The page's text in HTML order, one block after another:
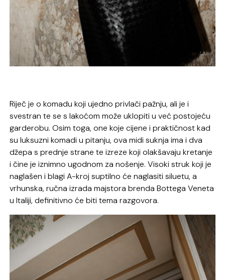
Riječ je o komadu koji ujedno privlači pažnju, ali je i
svestran te se s lakoćom može uklopiti u već postojeću
garderobu. Osim toga, one koje cijene i praktičnost kad
su luksuzni komadi u pitanju, ova midi suknja ima i dva
džepa s prednje strane te izreze koji olakšavaju kretanje
i čine je iznimno ugodnom za nošenje. Visoki struk koji je
naglašen i blagi A-kroj suptilno će naglasiti siluetu, a
vrhunska, ručna izrada majstora brenda Bottega Veneta
u Italiji, definitivno će biti tema razgovora.